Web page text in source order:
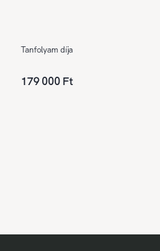
Tanfolyam díja
179 000 Ft